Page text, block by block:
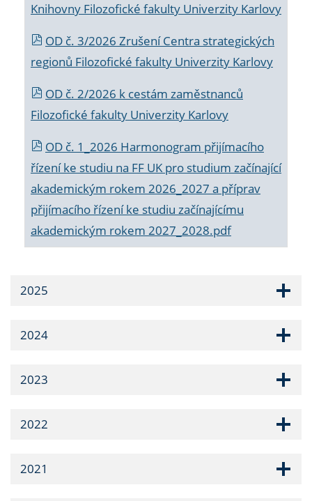
Knihovny Filozofické fakulty Univerzity Karlovy
OD č. 3/2026 Zrušení Centra strategických
regionů Filozofické fakulty Univerzity Karlovy
OD č. 2/2026 k cestám zaměstnanců
Filozofické fakulty Univerzity Karlovy
OD č. 1_2026 Harmonogram přijímacího
řízení ke studiu na FF UK pro studium začínající
akademickým rokem 2026_2027 a příprav
přijímacího řízení ke studiu začínajícímu
akademickým rokem 2027_2028.pdf
2025
2024
2023
2022
2021